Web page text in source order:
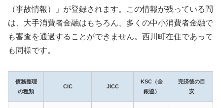
（事故情報）」が登録されます。この情報が残っている間
は、大手消費者金融はもちろん、多くの中小消費者金融で
も審査を通過することができません。西川町在住であって
も同様です。
債務整理
の種類
CIC JICC
KSC（全
銀協）
完済後の目
安